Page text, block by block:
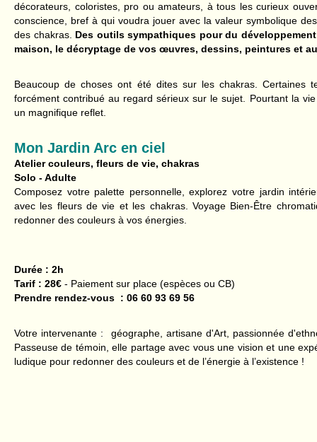
décorateurs, coloristes, pro ou amateurs, à tous les curieux
conscience, bref à qui voudra jouer avec la valeur symbolique
des chakras. Des outils sympathiques pour du
maison, le décryptage de vos œuvres, dessins, peintures et
Beaucoup de choses ont été dites sur les chakras. Certaines
forcément contribué au regard sérieux sur le sujet. Pourtant la
un magnifique reflet.
Mon Jardin Arc en ciel
Atelier couleurs, fleurs de vie, chakras
Solo - Adulte
Composez votre palette personnelle, explorez votre jardin
avec les fleurs de vie et les chakras. Voyage Bien-Être
redonner des couleurs à vos énergies.
Durée : 2h
Tarif : 28€ - Paiement sur place (espèces ou CB)
Prendre rendez-vous : 06 60 93 69 56
Votre intervenante : géographe, artisane d'Art, passionnée
Passeuse de témoin, elle partage avec vous une vision et une
ludique pour redonner des couleurs et de l’énergie à l’existence !